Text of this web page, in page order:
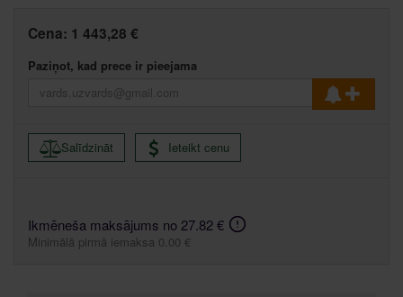
Cena: 1 443,28 €
Paziņot, kad prece ir pieejama
Salīdzināt Ieteikt cenu
Ikmēneša maksājums no 27.82 €
Minimālā pirmā iemaksa 0.00 €